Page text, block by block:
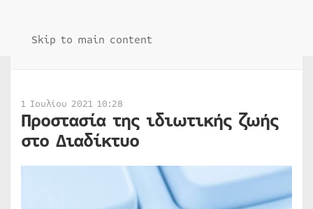
Skip to main content
1 Ιουλίου 2021 10:28
Προστασία της ιδιωτικής ζωής
στο Διαδίκτυο